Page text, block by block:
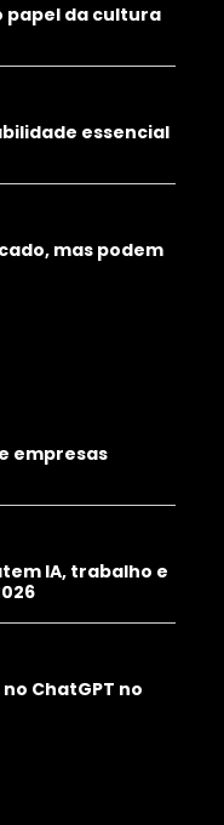
papel da cultura
essencial
mas podem
empresas
IA, trabalho e
ChatGPT no